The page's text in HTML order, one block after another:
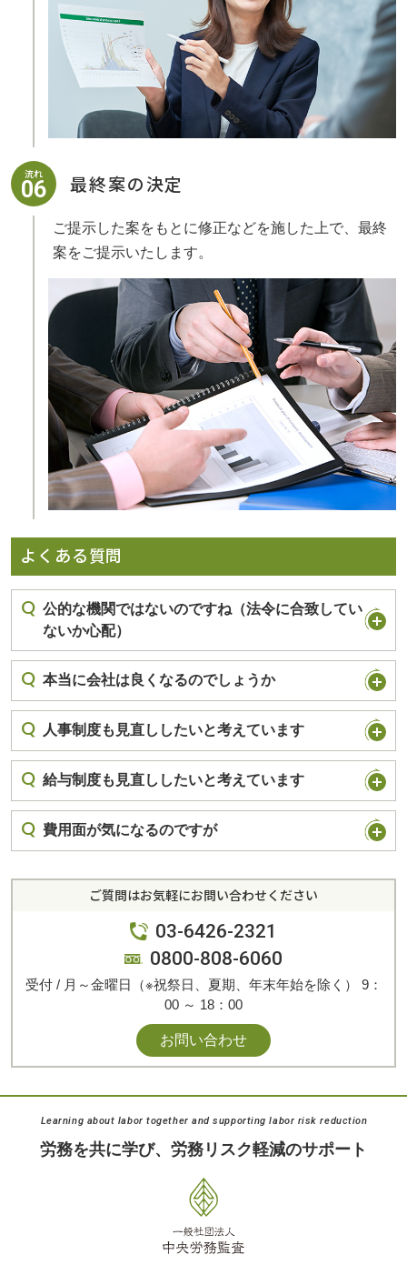
流れ
06 最終案の決定
ご提示した案をもとに修正などを施した上で、最終
案をご提示いたします。
よくある質問
公的な機関ではないのですね（法令に合致してい
ないか心配）
本当に会社は良くなるのでしょうか
人事制度も見直ししたいと考えています
給与制度も見直ししたいと考えています
費用面が気になるのですが
ご質問はお気軽にお問い合わせください
03-6426-2321
0800-808-6060
受付 / 月～金曜日（※祝祭日、夏期、年末年始を除く） 9：
00 ～ 18：00
お問い合わせ
Learning about labor together and supporting labor risk reduction
労務を共に学び、 労務リスク軽減のサポート